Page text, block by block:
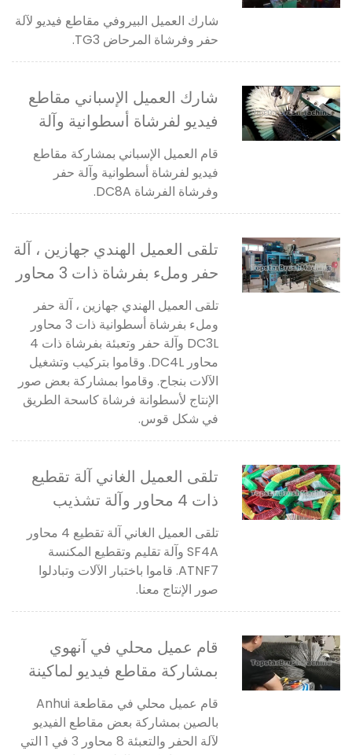
وتقطيعها tg3.
شارك العميل البيروفي مقاطع فيديو لآلة
حفر وفرشاة المرحاض TG3.
شارك العميل الإسباني مقاطع
فيديو لفرشاة أسطوانية وآلة
حفر وفرشاة الفرشاة DC8a.
قام العميل الإسباني بمشاركة مقاطع
فيديو لفرشاة أسطوانية وآلة حفر
وفرشاة الفرشاة DC8A.
تلقى العميل الهندي جهازين ، آلة
حفر وملء بفرشاة ذات 3 محاور
dc3l وآلة حفر وملء بفرشاة
ذات 4 محاور dc4l
تلقى العميل الهندي جهازين ، آلة حفر
وملء بفرشاة أسطوانية ذات 3 محاور
DC3L وآلة حفر وتعبئة بفرشاة ذات 4
محاور DC4L. وقاموا بتركيب وتشغيل
الآلات بنجاح. وقاموا بمشاركة بعض صور
الإنتاج لأسطوانة فرشاة كاسحة الطريق
في شكل قوس.
تلقى العميل الغاني آلة تقطيع
ذات 4 محاور وآلة تشذيب
ووضع علامة
تلقى العميل الغاني آلة تقطيع 4 محاور
SF4A وآلة تقليم وتقطيع المكنسة
ATNF7. قاموا باختبار الآلات وتبادلوا
صور الإنتاج معنا.
قام عميل محلي في آنهوي
بمشاركة مقاطع فيديو لماكينة
في 1
قام عميل محلي في مقاطعة Anhui
بالصين بمشاركة بعض مقاطع الفيديو
لآلة الحفر والتعبئة 8 محاور 3 في 1 التي